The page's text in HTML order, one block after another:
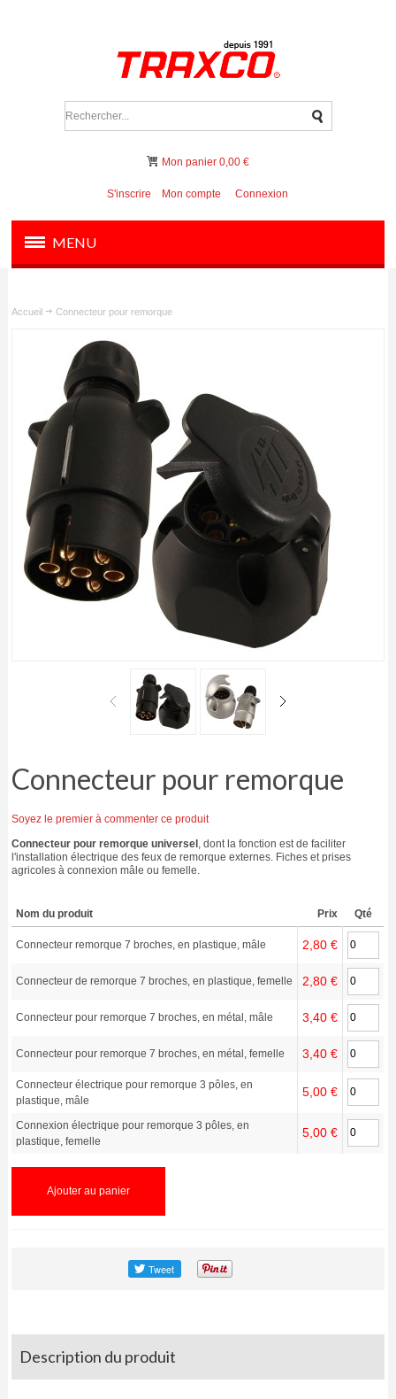
Mon panier0,00 €
S'inscrire Mon compte Connexion
MENU
Accueil Connecteur pour remorque
Connecteur pour remorque
Soyez le premier à commenter ce produit
Connecteur pour remorque universel , dont la fonction est de faciliter
l'installation électrique des feux de remorque externes. Fiches et prises
agricoles à connexion mâle ou femelle.
Nom du produit Prix Qté
Connecteur remorque 7 broches, en plastique, mâle 2,80 €
Connecteur de remorque 7 broches, en plastique, femelle 2,80 €
Connecteur pour remorque 7 broches, en métal, mâle 3,40 €
Connecteur pour remorque 7 broches, en métal, femelle 3,40 €
Connecteur électrique pour remorque 3 pôles, en
plastique, mâle
5,00 €
Connexion électrique pour remorque 3 pôles, en
plastique, femelle
5,00 €
Ajouter au panier
Description du produit